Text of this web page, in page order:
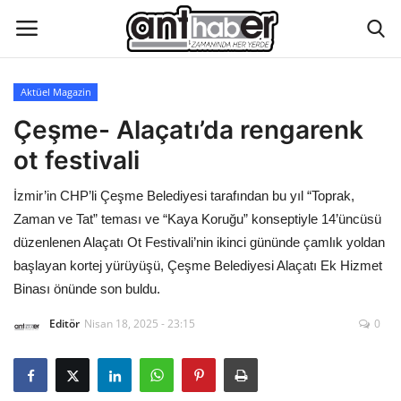
Künye
Eğitim
Aktüel Magazin
Hakkımızda
Çevre
Aktüel Magazin
Çeşme- Alaçatı’da rengarenk
ot festivali
İzmir’in CHP’li Çeşme Belediyesi tarafından bu yıl “Toprak,
Zaman ve Tat” teması ve “Kaya Koruğu” konseptiyle 14’üncüsü
düzenlenen Alaçatı Ot Festivali’nin ikinci gününde çamlık yoldan
başlayan kortej yürüyüşü, Çeşme Belediyesi Alaçatı Ek Hizmet
Binası önünde son buldu.
Editör Nisan 18, 2025 - 23:15 0